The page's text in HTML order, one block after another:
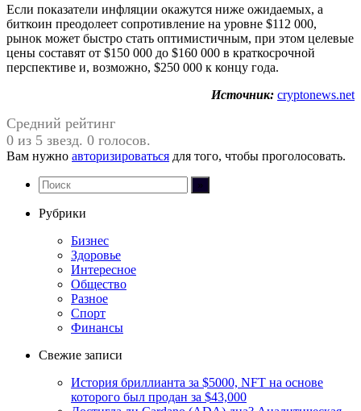
Если показатели инфляции окажутся ниже ожидаемых, а
биткоин преодолеет сопротивление на уровне $112 000,
рынок может быстро стать оптимистичным, при этом целевые
цены составят от $150 000 до $160 000 в краткосрочной
перспективе и, возможно, $250 000 к концу года.
Источник: cryptonews.net
Средний рейтинг
0 из 5 звезд. 0 голосов.
Вам нужно авторизироваться для того, чтобы проголосовать.
Рубрики
Бизнес
Здоровье
Интересное
Общество
Разное
Спорт
Финансы
Свежие записи
История бриллианта за $5000, NFT на основе
которого был продан за $43,000